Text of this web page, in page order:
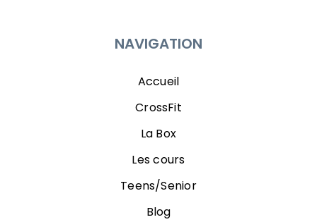
NAVIGATION
Accueil
CrossFit
La Box
Les cours
Teens/Senior
Blog